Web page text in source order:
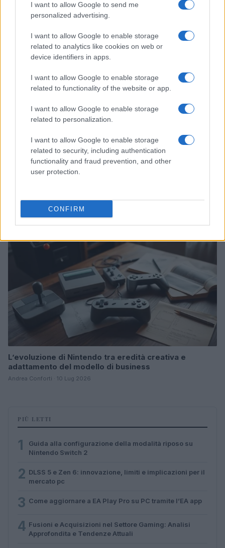
I want to allow Google to send me
personalized advertising.
I want to allow Google to enable storage
related to analytics like cookies on web or
device identifiers in apps.
I want to allow Google to enable storage
related to functionality of the website or app.
I want to allow Google to enable storage
related to personalization.
I want to allow Google to enable storage
related to security, including authentication
functionality and fraud prevention, and other
user protection.
CONFIRM
Francesca Lombardi · 2 Ago 2026
GAMING NEWS
Giochi del Mediterraneo Taranto 2026: scopri gli
GAMING NEWS
L’evoluzione di Nintendo tra eredità creativa e
adattamento del modello di business
Andrea Conforti · 10 Lug 2026
PIÙ LETTI
1
Guida alla configurazione della modalità riposo su
Nintendo Switch 2
2 DLSS 5 e Zen 6: innovazione, limiti e implicazioni per il
mercato pc
3 Come aggiornare a EA Play Pro su PC tramite l’EA app
4 Fusioni e Acquisizioni nel Settore Gaming: Analisi
Approfondita e Tendenze Attuali